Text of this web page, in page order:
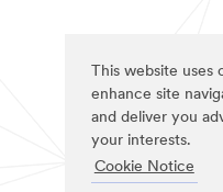
This website
enhance site
and deliver you
your interests.
Cookie Notice